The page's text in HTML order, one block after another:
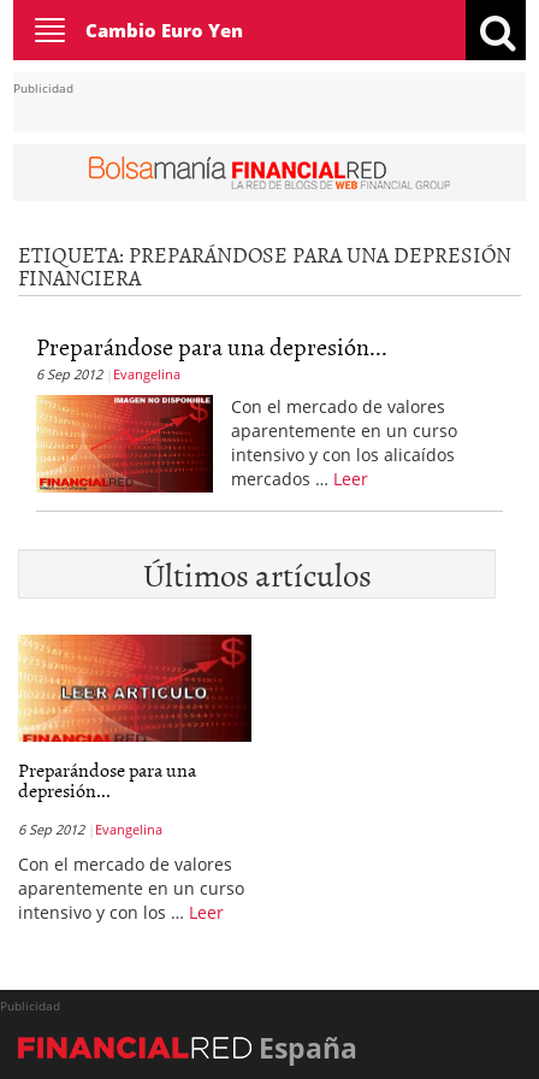
Toggle
navigation
Cambio Euro Yen
Publicidad
ETIQUETA: PREPARÁNDOSE PARA UNA DEPRESIÓN
FINANCIERA
Preparándose para una depresión...
6 Sep 2012 Evangelina
Con el mercado de valores
aparentemente en un curso
intensivo y con los alicaídos
mercados … Leer
Últimos artículos
Preparándose para una
depresión...
6 Sep 2012 Evangelina
Con el mercado de valores
aparentemente en un curso
intensivo y con los … Leer
Publicidad
España